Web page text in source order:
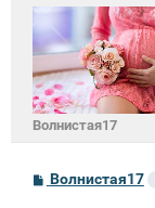
Волнистая17
СВолнистая17